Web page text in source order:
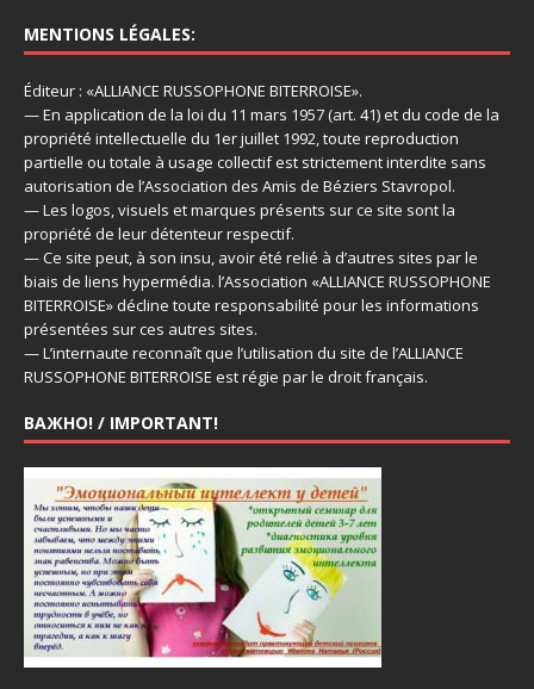
MENTIONS LÉGALES:
Éditeur : «ALLIANCE RUSSOPHONE BITERROISE».
— En application de la loi du 11 mars 1957 (art. 41) et du code de la
propriété intellectuelle du 1er juillet 1992, toute reproduction
partielle ou totale à usage collectif est strictement interdite sans
autorisation de l’Association des Amis de Béziers Stavropol.
— Les logos, visuels et marques présents sur ce site sont la
propriété de leur détenteur respectif.
— Ce site peut, à son insu, avoir été relié à d’autres sites par le
biais de liens hypermédia. l’Association «ALLIANCE RUSSOPHONE
BITERROISE» décline toute responsabilité pour les informations
présentées sur ces autres sites.
— L’internaute reconnaît que l’utilisation du site de l’ALLIANCE
RUSSOPHONE BITERROISE est régie par le droit français.
ВАЖНО! / IMPORTANT!